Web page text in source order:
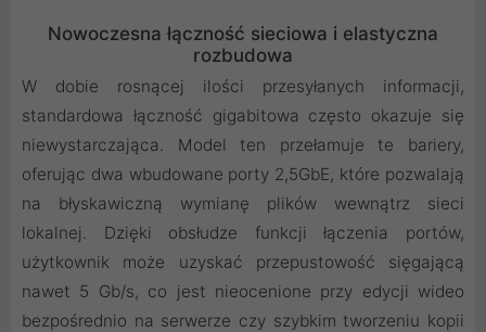
Nowoczesna łączność sieciowa i elastyczna
rozbudowa
W dobie rosnącej ilości przesyłanych informacji,
standardowa łączność gigabitowa często okazuje się
niewystarczająca. Model ten przełamuje te bariery,
oferując dwa wbudowane porty 2,5GbE, które pozwalają
na błyskawiczną wymianę plików wewnątrz sieci
lokalnej. Dzięki obsłudze funkcji łączenia portów,
użytkownik może uzyskać przepustowość sięgającą
nawet 5 Gb/s, co jest nieocenione przy edycji wideo
bezpośrednio na serwerze czy szybkim tworzeniu kopii